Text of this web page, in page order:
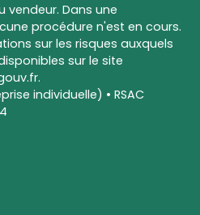
vendeur. Dans une
procédure n'est en cours.
sur les risques auxquels
sur le site
individuelle) • RSAC